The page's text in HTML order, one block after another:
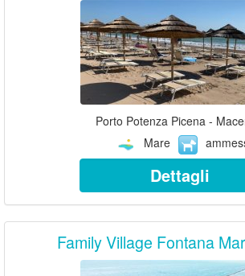
Porto Potenza Picena -
Mare
Dettagli
Family Village Fontana